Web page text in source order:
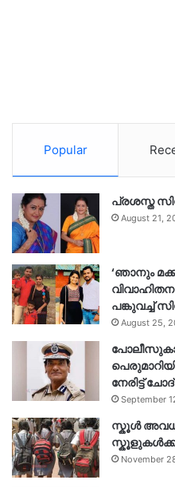
Popular
പ്രശസ്ത
August 21,
‘ഞാനും
പങ്കുവച്ച്
August 25,
നേരിട്ട്
September
സ്കൂൾ
സ്കൂളുകൾക്ക്
November